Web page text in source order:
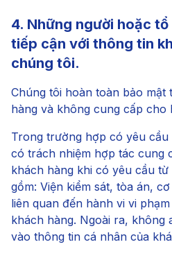
4. Những người hoặc
tiếp cận với thông tin
chúng tôi.
Chúng tôi hoàn toàn bảo mật
hàng và không cung cấp cho
Trong trường hợp có yêu cầu
có trách nhiệm hợp tác cung
khách hàng khi có yêu cầu
gồm: Viện kiểm sát, tòa án,
liên quan đến hành vi vi
khách hàng. Ngoài ra, không
vào thông tin cá nhân của